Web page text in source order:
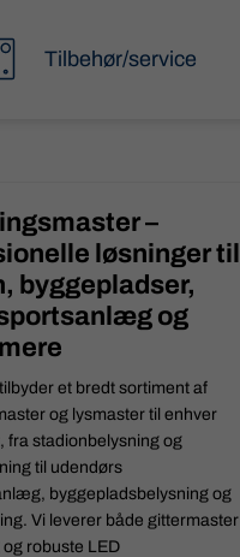
Tilbehør/service
–
løsninger til
byggepladser,
og
et bredt sortiment af
og lysmaster til enhver
fra stadionbelysning og
til udendørs
byggepladsbelysning og
Vi leverer både gittermaster
robuste LED